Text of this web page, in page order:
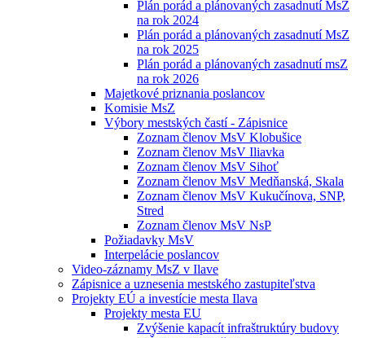
Plán porád a plánovaných zasadnutí MsZ
na rok 2024
Plán porád a plánovaných zasadnutí MsZ
na rok 2025
Plán porád a plánovaných zasadnutí msZ
na rok 2026
Majetkové priznania poslancov
Komisie MsZ
Výbory mestských častí - Zápisnice
Zoznam členov MsV Klobušice
Zoznam členov MsV Iliavka
Zoznam členov MsV Sihoť
Zoznam členov MsV Medňanská, Skala
Zoznam členov MsV Kukučínova, SNP,
Stred
Zoznam členov MsV NsP
Požiadavky MsV
Interpelácie poslancov
Video-záznamy MsZ v Ilave
Zápisnice a uznesenia mestského zastupiteľstva
Projekty EÚ a investície mesta Ilava
Projekty mesta EU
Zvýšenie kapacít infraštruktúry budovy